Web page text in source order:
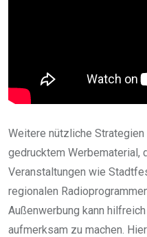
Weitere nützliche
gedrucktem Werbematerial,
Veranstaltungen wie
regionalen
Außenwerbung kann
aufmerksam zu machen.